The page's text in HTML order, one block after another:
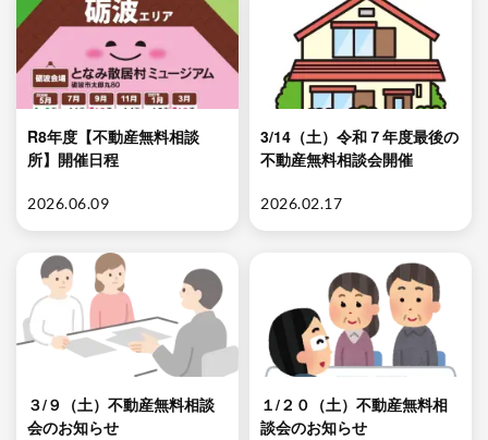
R8年度【不動産無料相談
所】開催日程
2026.06.09
3/14（土）令和７年度最後の
不動産無料相談会開催
2026.02.17
３/９（土）不動産無料相談
会のお知らせ
１/２０（土）不動産無料相
談会のお知らせ